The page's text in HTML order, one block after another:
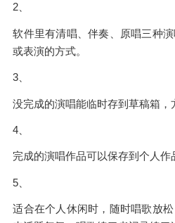
2、
软件里有清唱、伴奏、原唱三种
或表演的方式。
3、
没完成的演唱能临时存到草稿箱，
4、
完成的演唱作品可以保存到个人作
5、
适合在个人休闲时，随时唱歌放